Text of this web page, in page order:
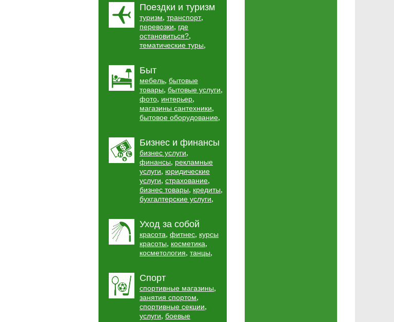
Поездки и туризм
туризм, транспорт,
перевозки, где
остановиться?,
тематические туры,
Быт
мебель, бытовые
товары, бытовые услуги,
фото, интерьер,
магазины сантехники,
бытовое оборудование,
Бизнес и финансы
бизнес услуги,
финансы, рекламные
услуги, юридические
услуги, страхование,
бизнес товары, кредиты,
бухгалтерские услуги,
Уход за собой
красота, фитнес, курсы
красоты, косметика,
косметология, танцы,
Спорт
спортивные магазины,
занятия спортом,
спортивные секции,
услуги, боевые